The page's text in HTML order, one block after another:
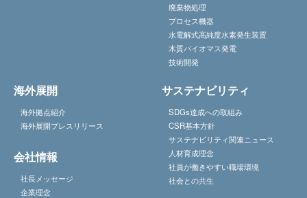
廃棄物処理
プロセス機器
水電解式高純度水素発生装置
木質バイオマス発電
技術開発
海外展開
海外拠点紹介
海外展開プレスリリース
会社情報
社長メッセージ
企業理念
サステナビリティ
SDGs達成への取組み
CSR基本方針
サステナビリティ関連ニュース
人材育成理念
社員が働きやすい職場環境
社会との共生